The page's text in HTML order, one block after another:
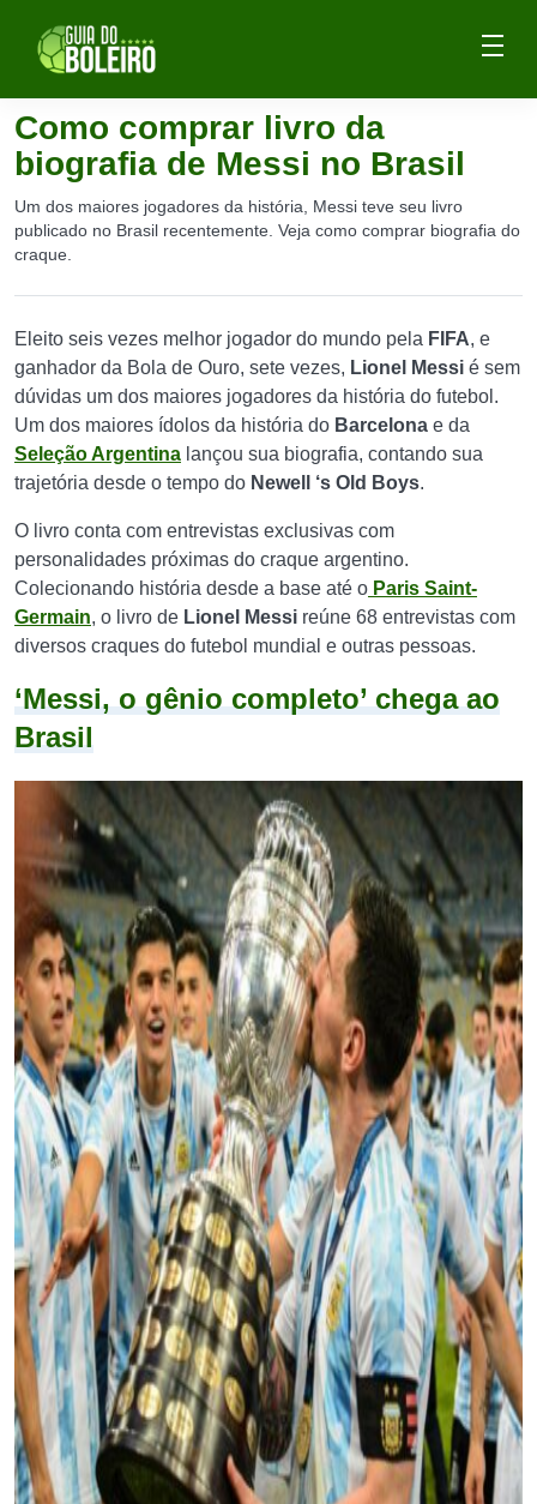
Como comprar livro da
biografia de Messi no Brasil
Um dos maiores jogadores da história, Messi teve seu livro
publicado no Brasil recentemente. Veja como comprar biografia do
craque.
Eleito seis vezes melhor jogador do mundo pela FIFA, e
ganhador da Bola de Ouro, sete vezes, Lionel Messi é sem
dúvidas um dos maiores jogadores da história do futebol.
Um dos maiores ídolos da história do Barcelona e da
Seleção Argentina lançou sua biografia, contando sua
trajetória desde o tempo do Newell ‘s Old Boys.
O livro conta com entrevistas exclusivas com
personalidades próximas do craque argentino.
Colecionando história desde a base até o Paris Saint-
Germain, o livro de Lionel Messi reúne 68 entrevistas com
diversos craques do futebol mundial e outras pessoas.
‘Messi, o gênio completo’ chega ao
Brasil